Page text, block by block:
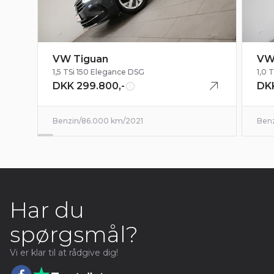
VW Tiguan
1,5 TSi 150 Elegance DSG
DKK 299.800,-
Benzin/86.000 km/2021
1,0
Har du
spørgsmål?
Vi er klar til at rådgive dig!